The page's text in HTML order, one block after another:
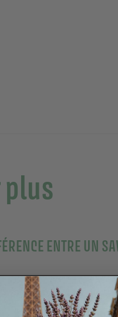
plus
ENTRE UN
UN SAVON